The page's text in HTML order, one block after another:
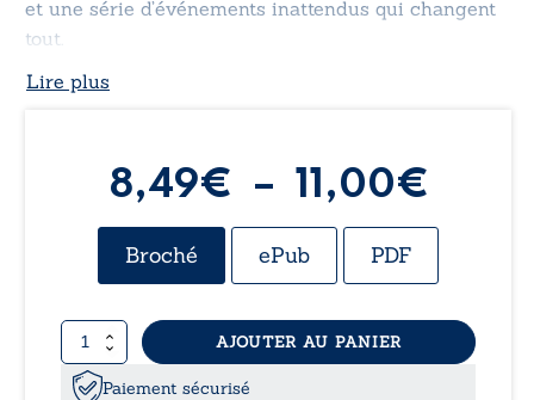
et une série d’événements inattendus qui changent
tout.
Lire plus
8,49€ – 11,00€
de
Broché ePub PDF
quantité
de
Vous
AJOUTER AU PANIER
Paiement sécurisé